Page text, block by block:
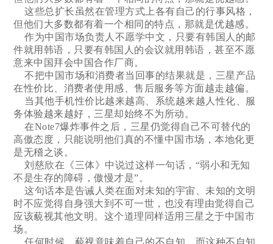
这些总扩长虽然在管理方式上各有自己的行事风格，
但他们大多数都有着一个相同的特点，那就是优越感。
作为中国市场负责人不愿学中文，只要有韩国人的邮
件就用韩语，只要有韩国人的会议就用韩语，甚至不愿
意来中国拜会中国合作厂商。
不把中国市场和消费者当回事的结果就是，三星产品
在性价比、消费者使用感、售后服务等方面越走越偏。
当其他手机性价比越来越高、系统越来越人性化、服
务体验越来越好，三星却始终不为所动。
在Note7爆炸事件之后，三星仍觉得自己不可替代的
高傲态度，只能说明他们真的不懂中国市场，本地化更
是无稽之谈。
刘慈欣在《三体》中说过这样一句话，“弱小和无知
不是生存的障碍，傲慢才是”。
这句话本是告诫人类在面对未知的宇宙、未知的文明
时不应觉得自身强大到不可一世，也没有理由觉得自己
应该藐视其他文明。这个道理同样适用三星之于中国市
场。
任何时候，藐视意味着自己的不自知，而这种不自知